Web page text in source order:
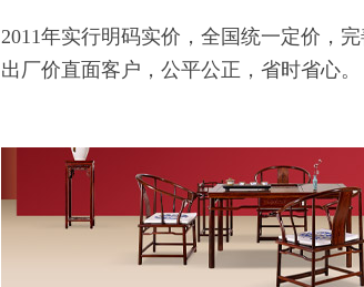
2011年实行明码实价，全国统一定价，
出厂价直面客户，公平公正，省时省心。